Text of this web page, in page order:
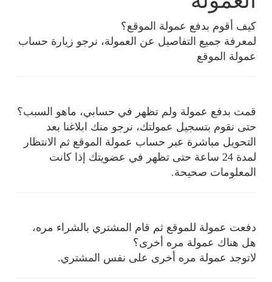
كيف أقوم بدفع عمولة الموقع؟
لمعرفة جميع التفاصيل عن العمولة، نرجو زيارة حساب
عمولة الموقع
قمت بدفع عمولة ولم تظهر في حسابي، ماهو السبب؟
حتى نقوم بتسجيل عمولتك، نرجو منك ابلاغنا بعد
التحويل مباشرة عبر حساب عمولة الموقع ثم الانتظار
لمدة 24 ساعة حتى تظهر في عضويتك إذا كانت
المعلومات صحيحة.
دفعت عمولة للموقع ثم قام المشتري بالشراء مره،
هل هناك عمولة مره أخرى؟
لاتوجد عمولة مره أخرى على نفس المشتري.